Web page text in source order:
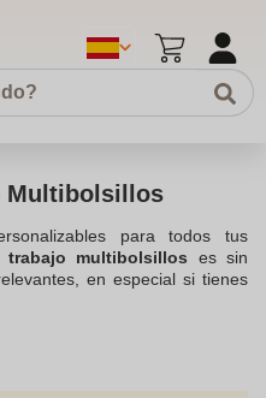
Multibolsillos
para todos tus
trabajo multibolsillos es sin
en especial si tienes
de una empresa, un club
en diferentes sectores